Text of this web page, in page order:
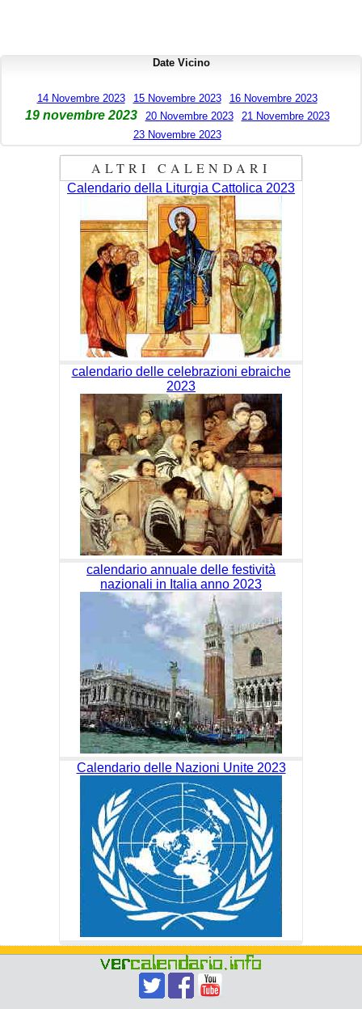
Date Vicino
14 Novembre 2023 15 Novembre 2023 16 Novembre 2023
19 novembre 2023 20 Novembre 2023
21 Novembre 2023
23 Novembre 2023
ALTRI CALENDARI
Calendario della Liturgia Cattolica 2023
calendario delle celebrazioni ebraiche
2023
calendario annuale delle festività
nazionali in Italia anno 2023
Calendario delle Nazioni Unite 2023